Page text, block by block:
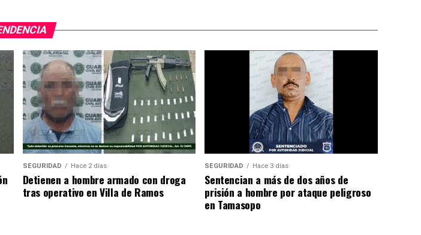
SEGURIDAD Hace 2 días
Detienen a hombre armado con droga
tras operativo en Villa de Ramos
SEGURIDAD Hace 3 días
Sentencian a más de dos años de
prisión a hombre por ataque peligroso
en Tamasopo